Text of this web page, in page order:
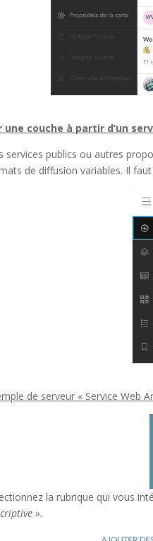
couche à partir d’un
services publics ou autres
de diffusion variables. Il
de serveur « Service Web
la rubrique qui vous
».